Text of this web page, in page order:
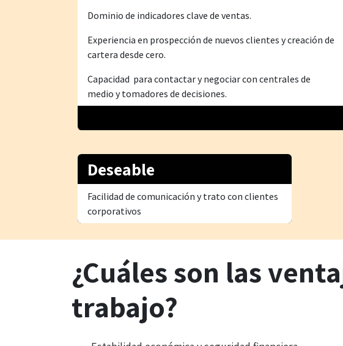
Dominio de indicadores clave de ventas.
Experiencia en prospección de nuevos clientes y creación de
cartera desde cero.
Capacidad para contactar y negociar con centrales de
medio y tomadores de decisiones.
Deseable
Facilidad de comunicación y trato con clientes
corporativos
¿Cuáles son las
trabajo?